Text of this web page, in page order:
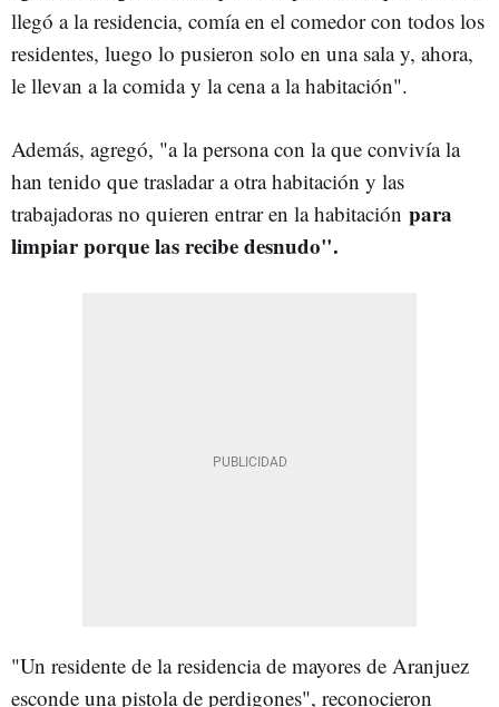
llegó a la residencia, comía en el comedor con todos los
residentes, luego lo pusieron solo en una sala y, ahora,
le llevan a la comida y la cena a la habitación".
Además, agregó, "a la persona con la que convivía la
han tenido que trasladar a otra habitación y las
trabajadoras no quieren entrar en la habitación para
limpiar porque las recibe desnudo".
"Un residente de la residencia de mayores de Aranjuez
esconde una pistola de perdigones", reconocieron